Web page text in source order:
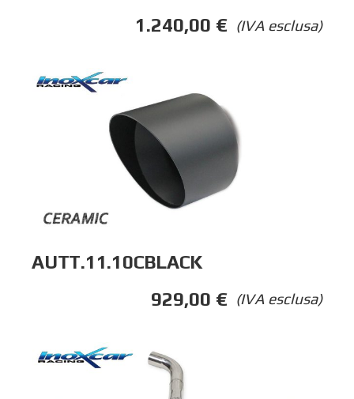
(IVA esclusa)
1.240,00 €
AUTT.11.10CBLACK
(IVA esclusa)
929,00 €